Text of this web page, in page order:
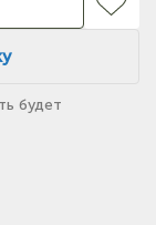
будет